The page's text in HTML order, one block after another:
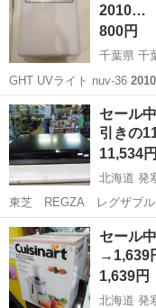
2010…
800円
千葉県 千
GHT UVライト nuv-36
千葉 千葉市 美容家
セール
引きの
11,534円
北海道 発
東芝 REGZA レグザブルーレイ D-
こちら https://
bz500/index_j.htm ...
北海道 札幌市 発寒
レグザブルーレイ
セール
→1,639
1,639円
北海道 発